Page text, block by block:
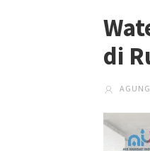
di
AGUNG